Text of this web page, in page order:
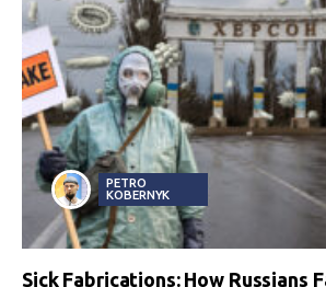
PETRO
KOBERNYK
Sick Fabrications: How Russians